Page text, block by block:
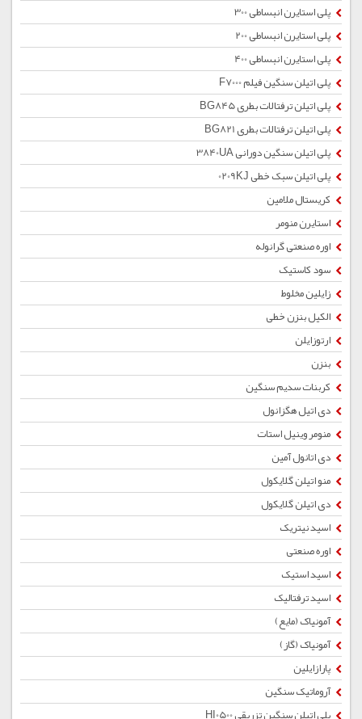
پلی استایرن انبساطی 300
پلی استایرن انبساطی 200
پلی استایرن انبساطی 400
پلی اتیلن سنگین فیلم F7000
پلی اتیلن ترفتالات بطری BG845
پلی اتیلن ترفتالات بطری BG821
پلی اتیلن سنگین دورانی 3840UA
پلی اتیلن سبک خطی 0209KJ
کریستال ملامین
استایرن منومر
اوره صنعتی گرانوله
سود کاستیک
زایلین مخلوط
الکیل بنزن خطی
ارتوزایلن
بنزن
کربنات سدیم سنگین
دی اتیل هگزانول
منومر وینیل استات
دی اتانول آمین
منو اتیلن گلایکول
دی اتیلن گلایکول
اسید نیتریک
اوره صنعتی
اسید استیک
اسید ترفتالیک
آمونیاک (مایع)
آمونیاک (گاز)
پارازایلین
آروماتیک سنگین